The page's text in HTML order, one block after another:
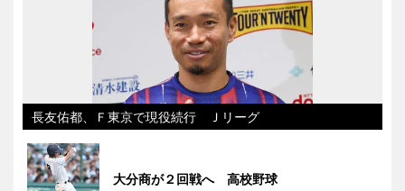
長友佑都、Ｆ東京で現役続行 Ｊリーグ
大分商が２回戦へ 高校野球